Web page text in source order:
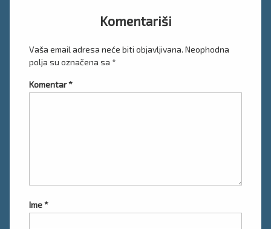
Komentariši
Vaša email adresa neće biti objavljivana. Neophodna
polja su označena sa *
Komentar*
Ime*